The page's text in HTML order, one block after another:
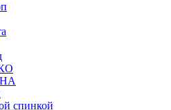
спинкой